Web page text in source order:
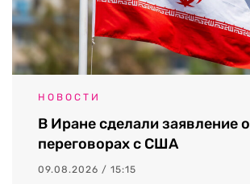
НОВОСТИ
В Иране сделали заявление о
переговорах с США
09.08.2026 / 15:15